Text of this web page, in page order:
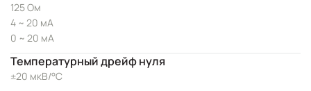
125 Ом
4 ~ 20 мА
0 ~ 20 мА
Температурный дрейф нуля
±20 мкВ/°C